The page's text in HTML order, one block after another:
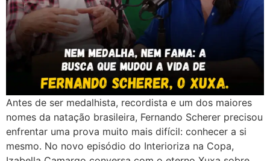
Antes de ser medalhista, recordista e um dos maiores
nomes da natação brasileira, Fernando Scherer precisou
enfrentar uma prova muito mais difícil: conhecer a si
mesmo. No novo episódio do Interioriza na Copa,